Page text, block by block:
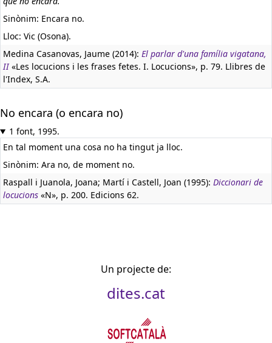
Sinònim: Encara no.
Lloc: Vic (Osona).
Medina Casanovas, Jaume (2014): El parlar d'una família vigatana,
II«Les locucions i les frases fetes. I. Locucions», p. 79. Llibres de
l'Index, S.A.
No encara (o encara no)
1 font, 1995.
En tal moment una cosa no ha tingut ja lloc.
Sinònim: Ara no, de moment no.
Raspall i Juanola, Joana; Martí i Castell, Joan (1995): Diccionari de
locucions «N», p. 200. Edicions 62.
Un projecte de:
dites.cat